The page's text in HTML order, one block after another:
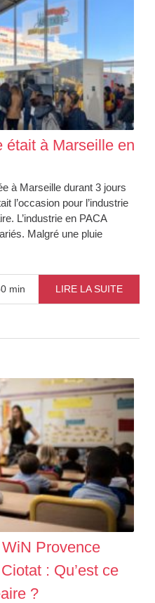
était à Marseille en
à Marseille durant 3 jours
l’occasion pour l’industrie
L’industrie en PACA
Malgré une pluie
min LIRE LA SUITE
Provence
: Qu’est ce
?